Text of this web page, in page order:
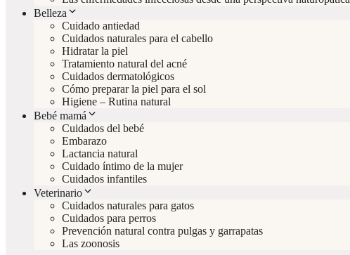
Belleza
Cuidado antiedad
Cuidados naturales para el cabello
Hidratar la piel
Tratamiento natural del acné
Cuidados dermatológicos
Cómo preparar la piel para el sol
Higiene – Rutina natural
Bebé mamá
Cuidados del bebé
Embarazo
Lactancia natural
Cuidado íntimo de la mujer
Cuidados infantiles
Veterinario
Cuidados naturales para gatos
Cuidados para perros
Prevención natural contra pulgas y garrapatas
Las zoonosis